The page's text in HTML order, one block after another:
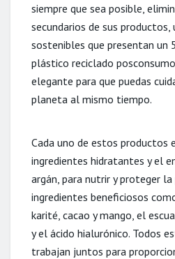
siempre que sea posible,
secundarios de sus
sostenibles que presentan un
plástico reciclado
elegante para que puedas
planeta al mismo tiempo.
Cada uno de estos productos
ingredientes hidratantes y el
argán, para nutrir y proteger
ingredientes beneficiosos
karité, cacao y mango, el
y el ácido hialurónico. Todos
trabajan juntos para